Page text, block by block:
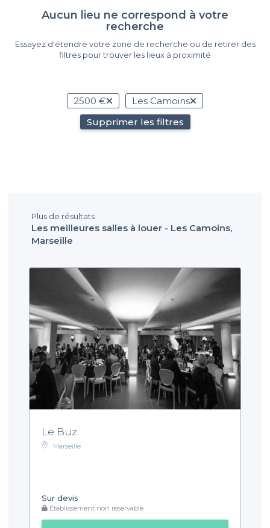
Aucun lieu ne correspond à votre
recherche
Essayez d'étendre votre zone de recherche ou de retirer des
filtres pour trouver les lieux à proximité
2500 €
Les Camoins
Supprimer les filtres
Plus de résultats
Les meilleures salles à louer - Les Camoins,
Marseille
Le Buz
Marseille
Sur devis
Établissement non réservable